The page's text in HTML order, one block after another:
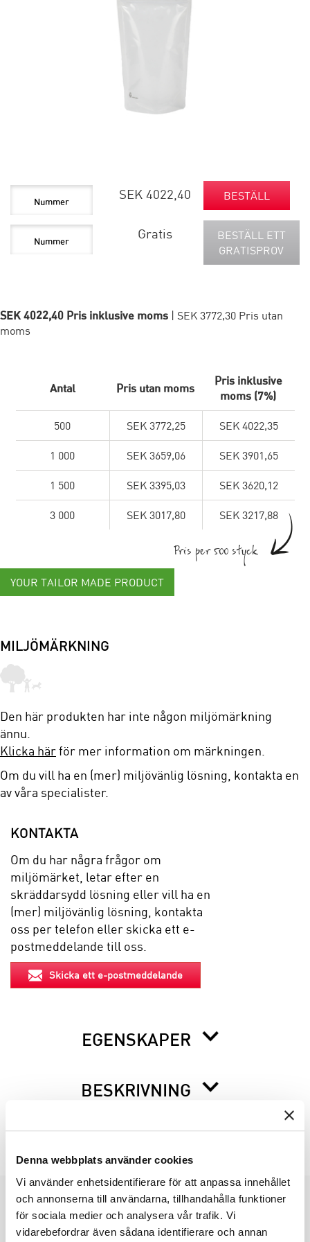
Denna webbplats använder cookies
Vi använder enhetsidentifierare för att anpassa innehållet
och annonserna till användarna, tillhandahålla funktioner
för sociala medier och analysera vår trafik. Vi
vidarebefordrar även sådana identifierare och annan
SEK 4022,40 BESTÄLL
Gratis
BESTÄLL ETT
GRATISPROV
SEK 4022,40 Pris inklusive moms | SEK 3772,30 Pris utan
moms
Antal Pris utan moms
Pris inklusive
moms (7%)
500 SEK 3772,25 SEK 4022,35
1 000 SEK 3659,06 SEK 3901,65
1 500 SEK 3395,03 SEK 3620,12
3 000 SEK 3017,80 SEK 3217,88
Pris per 500 styck
YOUR TAILOR MADE PRODUCT
MILJÖMÄRKNING
Den här produkten har inte någon miljömärkning
ännu.
Klicka härför mer information om märkningen.
Om du vill ha en (mer) miljövänlig lösning, kontakta en
av våra specialister.
KONTAKTA
Om du har några frågor om
miljömärket, letar efter en
skräddarsydd lösning eller vill ha en
(mer) miljövänlig lösning, kontakta
oss per telefon eller skicka ett e-
postmeddelande till oss.
Skicka ett e-postmeddelande
EGENSKAPER
BESKRIVNING
PRODUKTGRUPPER